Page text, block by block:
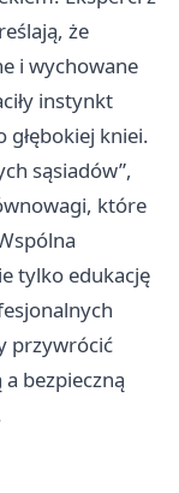
że
i wychowane
instynkt
kniei.
sąsiadów”,
które
tylko edukację
przywrócić
bezpieczną